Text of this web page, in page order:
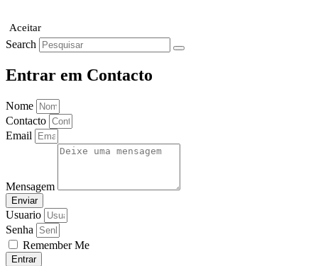
Aceitar
Search
Entrar em Contacto
Nome
Contacto
Email
Mensagem
Enviar
Usuario
Senha
Remember Me
Entrar